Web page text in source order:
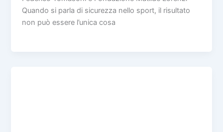
Quando si parla di sicurezza nello sport, il risultato
non può essere l’unica cosa